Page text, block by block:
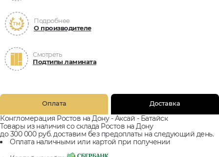
Подробнее
О производителе
Смотреть
Подтипы ламината
Оплата Доставка
Конгломерация Ростов на Дону - Аксай - Батайск
Товары из наличия со склада Ростов на Дону
до 300 000 руб. доставим без предоплаты на следующий день.
Оплата наличными или картой при получении